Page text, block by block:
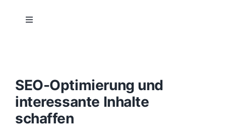
Toggle
Konzept
Design
SEO-Optimierung und
interessante Inhalte
schaffen